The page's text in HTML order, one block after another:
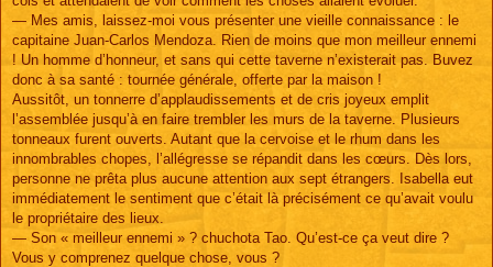
— Mes amis, laissez-moi vous présenter une vieille connaissance : le
capitaine Juan-Carlos Mendoza. Rien de moins que mon meilleur ennemi
! Un homme d’honneur, et sans qui cette taverne n’existerait pas. Buvez
donc à sa santé : tournée générale, offerte par la maison !
Aussitôt, un tonnerre d’applaudissements et de cris joyeux emplit
l’assemblée jusqu’à en faire trembler les murs de la taverne. Plusieurs
tonneaux furent ouverts. Autant que la cervoise et le rhum dans les
innombrables chopes, l’allégresse se répandit dans les cœurs. Dès lors,
personne ne prêta plus aucune attention aux sept étrangers. Isabella eut
immédiatement le sentiment que c’était là précisément ce qu’avait voulu
le propriétaire des lieux.
— Son « meilleur ennemi » ? chuchota Tao. Qu’est-ce ça veut dire ?
Vous y comprenez quelque chose, vous ?